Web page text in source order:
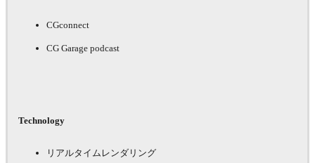
CGconnect
CG Garage podcast
Technology
リアルタイムレンダリング